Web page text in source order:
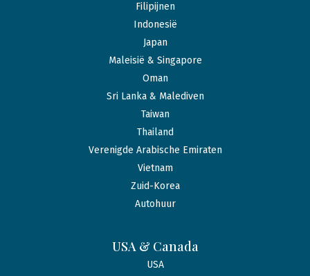
Filipijnen
Indonesië
Japan
Maleisië & Singapore
Oman
Sri Lanka & Malediven
Taiwan
Thailand
Verenigde Arabische Emiraten
Vietnam
Zuid-Korea
Autohuur
USA & Canada
USA